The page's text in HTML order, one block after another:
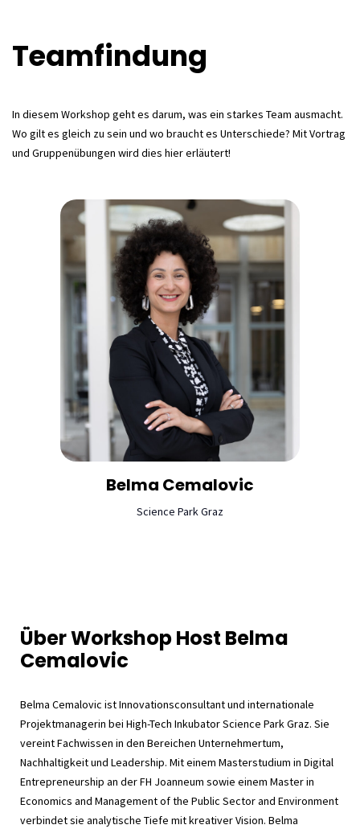
Teamfindung
In diesem Workshop geht es darum, was ein starkes Team ausmacht.
Wo gilt es gleich zu sein und wo braucht es Unterschiede? Mit Vortrag
und Gruppenübungen wird dies hier erläutert!
Belma Cemalovic
Science Park Graz
Über Workshop Host Belma
Cemalovic
Belma Cemalovic ist Innovationsconsultant und internationale
Projektmanagerin bei High-Tech Inkubator Science Park Graz. Sie
vereint Fachwissen in den Bereichen Unternehmertum,
Nachhaltigkeit und Leadership. Mit einem Masterstudium in Digital
Entrepreneurship an der FH Joanneum sowie einem Master in
Economics and Management of the Public Sector and Environment
verbindet sie analytische Tiefe mit kreativer Vision. Belma